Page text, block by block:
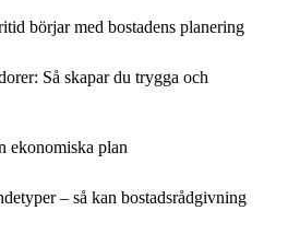
börjar med bostadens planering
Så skapar du trygga och
ekonomiska plan
– så kan bostadsrådgivning